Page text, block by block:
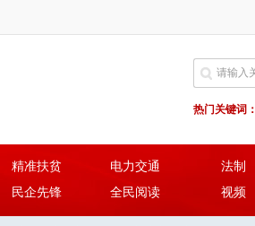
热门关键词：
精准扶贫 电力交通
法制
民企先锋 全民阅读 视频